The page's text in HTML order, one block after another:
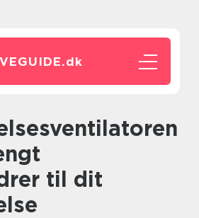
dk
til dit